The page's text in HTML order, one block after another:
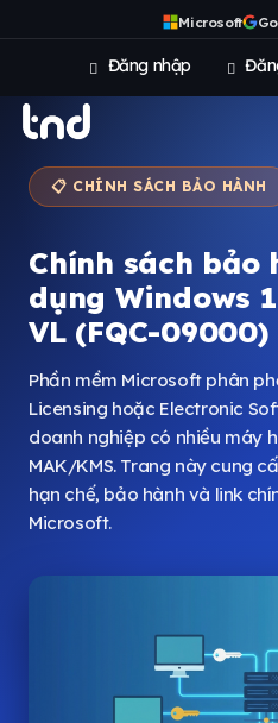
Microsoft
Đăng nhập
📋 CHÍNH SÁCH BẢO HÀNH
Chính sách bảo
dụng Windows
VL (FQC-09000)
Phần mềm Microsoft phân
Licensing hoặc Electronic
doanh nghiệp có nhiều máy
MAK/KMS. Trang này cung
hạn chế, bảo hành và link
Microsoft.